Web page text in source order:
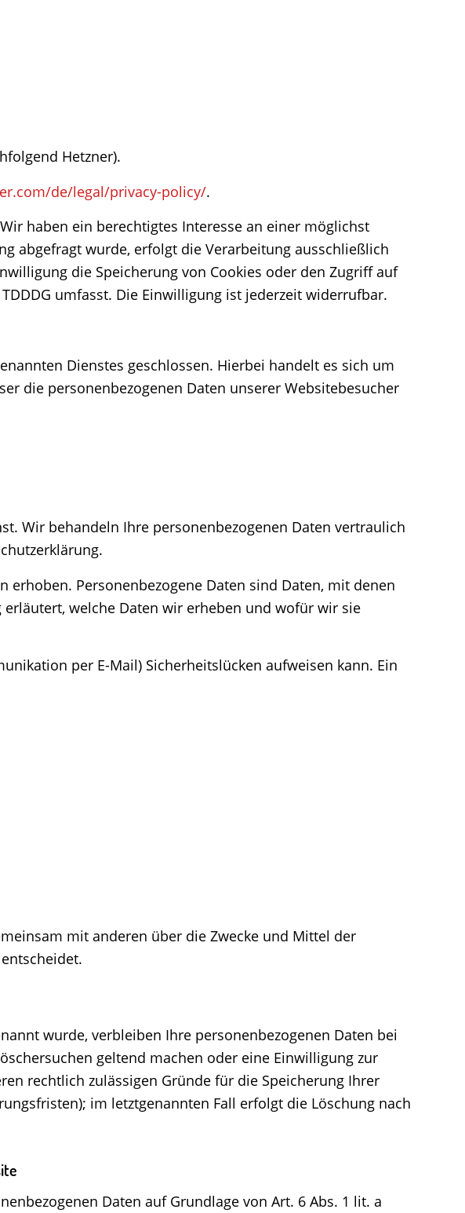
Hetzner).
de/legal/privacy-policy/.
haben ein berechtigtes Interesse an einer möglichst
abgefragt wurde, erfolgt die Verarbeitung ausschließlich
die Speicherung von Cookies oder den Zugriff auf
umfasst. Die Einwilligung ist jederzeit widerrufbar.
Dienstes geschlossen. Hierbei handelt es sich um
die personenbezogenen Daten unserer Websitebesucher
Wir behandeln Ihre personenbezogenen Daten vertraulich
erhoben. Personenbezogene Daten sind Daten, mit denen
welche Daten wir erheben und wofür wir sie
per E-Mail) Sicherheitslücken aufweisen kann. Ein
mit anderen über die Zwecke und Mittel der
wurde, verbleiben Ihre personenbezogenen Daten bei
geltend machen oder eine Einwilligung zur
rechtlich zulässigen Gründe für die Speicherung Ihrer
im letztgenannten Fall erfolgt die Löschung nach
Daten auf Grundlage von Art. 6 Abs. 1 lit. a